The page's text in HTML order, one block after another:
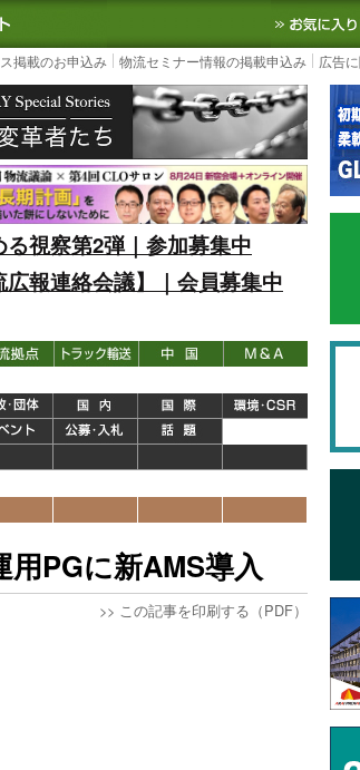
大の物流ニュースサイト3PL, SCMなど国内外の最新
掲載のお申込み 物流セミナー情報の掲載申込み 広告
視察第2弾｜参加募集中
報連絡会議】｜会員募集中
PGに新AMS導入
>> この記事を印刷する（PDF）